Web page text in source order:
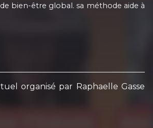
bien-être global. sa méthode aide à
organisé par Raphaelle Gasse